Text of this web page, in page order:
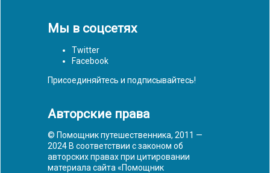
Мы в соцсетях
Twitter
Facebook
Присоединяйтесь и подписывайтесь!
Авторские права
© Помощник путешественника, 2011 —
2024 В соответствии с законом об
авторских правах при цитировании
материала сайта «Помощник